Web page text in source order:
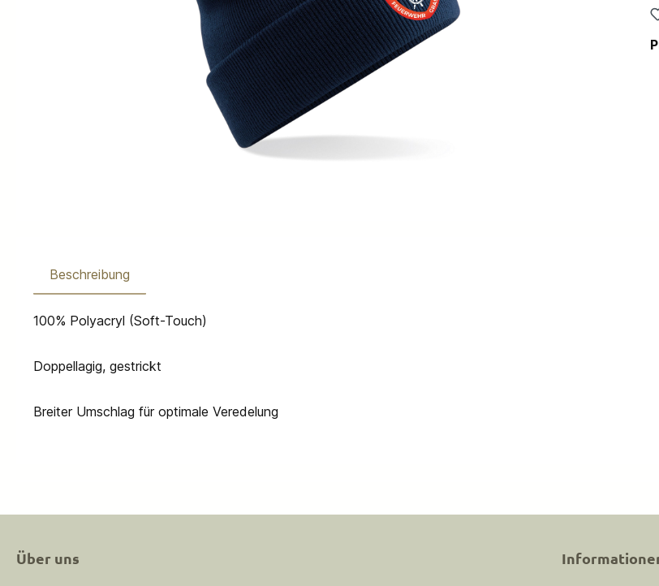
Beschreibung
100% Polyacryl (Soft-Touch)
Doppellagig, gestrickt
Breiter Umschlag für optimale Veredelung
Über uns